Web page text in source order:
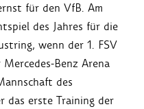
für den VfB. Am
des Jahres für die
wenn der 1. FSV
Benz Arena
des
das erste Training der